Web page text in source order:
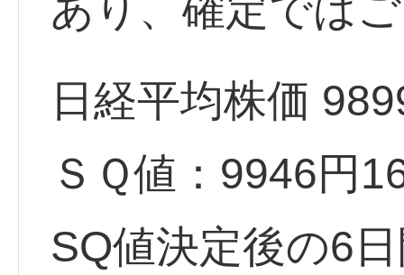
日経平均株価
ＳＱ値：9946円
SQ値決定後の6